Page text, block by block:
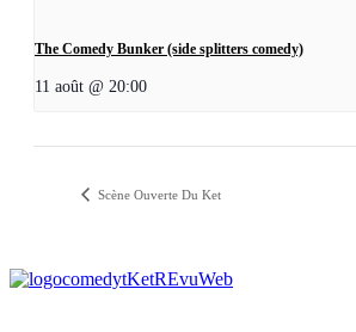
The Comedy Bunker (side splitters comedy)
11 août @ 20:00
Scène Ouverte Du Ket